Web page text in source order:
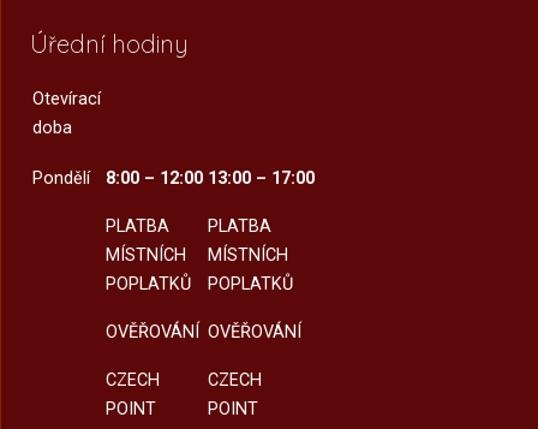
Úřední hodiny
Otevírací
doba
Pondělí 8:00 – 12:00
PLATBA
MÍSTNÍCH
POPLATKŮ
OVĚŘOVÁNÍ
CZECH
POINT
13:00 – 17:00
PLATBA
MÍSTNÍCH
POPLATKŮ
OVĚŘOVÁNÍ
CZECH
POINT